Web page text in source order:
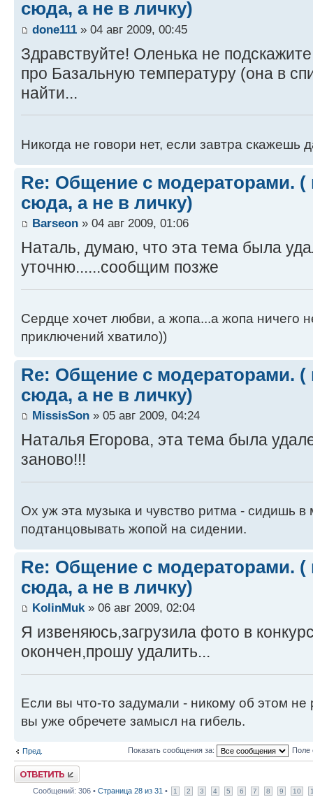
сюда, а не в личку)
done111 » 04 авг 2009, 00:45
Здравствуйте! Оленька не
про Базальную температуру (она в
найти...
Никогда не говори нет, если завтра скажешь
Re: Общение с модераторами.
сюда, а не в личку)
Barseon » 04 авг 2009, 01:06
Наталь, думаю, что эта тема была
уточню......сообщим позже
Сердце хочет любви, а жопа...а жопа ничего
приключений хватило))
Re: Общение с модераторами.
сюда, а не в личку)
MissisSon » 05 авг 2009, 04:24
Наталья Егорова, эта тема была
заново!!!
Ох уж эта музыка и чувство ритма - сидишь
подтанцовывать жопой на сидении.
Re: Общение с модераторами.
сюда, а не в личку)
KolinMuk» 06 авг 2009, 02:04
Я извеняюсь,загрузила фото в
окончен,прошу удалить...
Если вы что-то задумали - никому об этом не
вы уже обречете замысл на гибель.
Пред. Показать сообщения за: Поле
Ответить
Сообщений: 306 • Страница 28 из 31 • 1 2 3 4 5 6 7 8 9 10